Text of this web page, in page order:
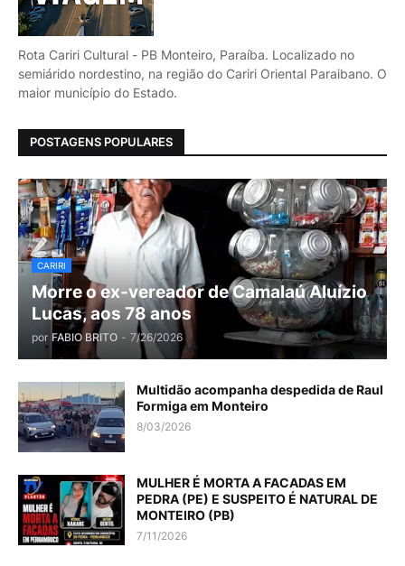
Rota Cariri Cultural - PB Monteiro, Paraíba. Localizado no
semiárido nordestino, na região do Cariri Oriental Paraibano. O
maior município do Estado.
POSTAGENS POPULARES
CARIRI
Morre o ex-vereador de Camalaú Aluízio
Lucas, aos 78 anos
por FABIO BRITO - 7/26/2026
Multidão acompanha despedida de Raul
Formiga em Monteiro
8/03/2026
MULHER É MORTA A FACADAS EM
PEDRA (PE) E SUSPEITO É NATURAL DE
MONTEIRO (PB)
7/11/2026